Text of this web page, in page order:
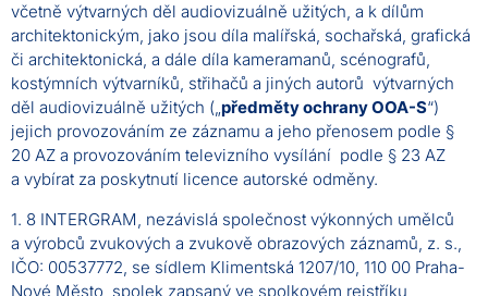
včetně výtvarných děl audiovizuálně užitých, a k dílům
architektonickým, jako jsou díla malířská, sochařská, grafická
či architektonická, a dále díla kameramanů, scénografů,
kostýmních výtvarníků, střihačů a jiných autorů výtvarných
děl audiovizuálně užitých („předměty ochrany OOA-S“)
jejich provozováním ze záznamu a jeho přenosem podle §
20 AZ a provozováním televizního vysílání podle § 23 AZ
a vybírat za poskytnutí licence autorské odměny.
1. 8 INTERGRAM, nezávislá společnost výkonných umělců
a výrobců zvukových a zvukově obrazových záznamů, z. s.,
IČO: 00537772, se sídlem Klimentská 1207/10, 110 00 Praha-
Nové Město, spolek zapsaný ve spolkovém rejstříku